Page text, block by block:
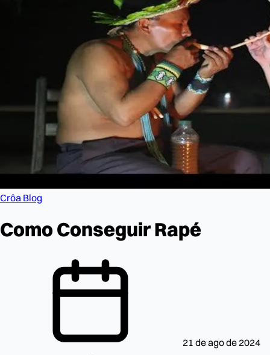
Crôa Blog
Como Conseguir Rapé
21 de ago de 2024